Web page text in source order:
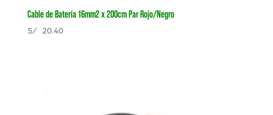
Cable de Batería 16mm2 x 200cm Par Rojo/Negro
S/20.40